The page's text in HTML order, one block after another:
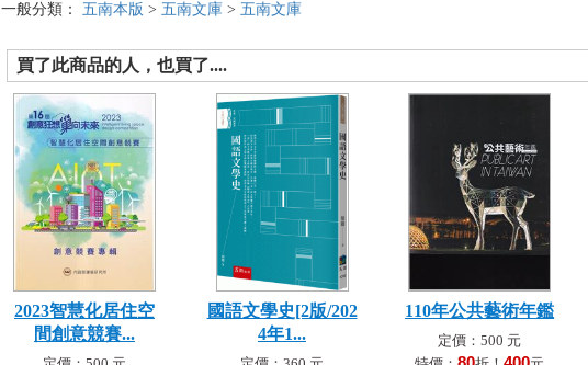
一般分類： 五南本版 > 五南文庫 > 五南文庫
買了此商品的人，也買了....
2023智慧化居住空
間創意競賽...
國語文學史[2版/202
4年1...
110年公共藝術年鑑
定價：500 元